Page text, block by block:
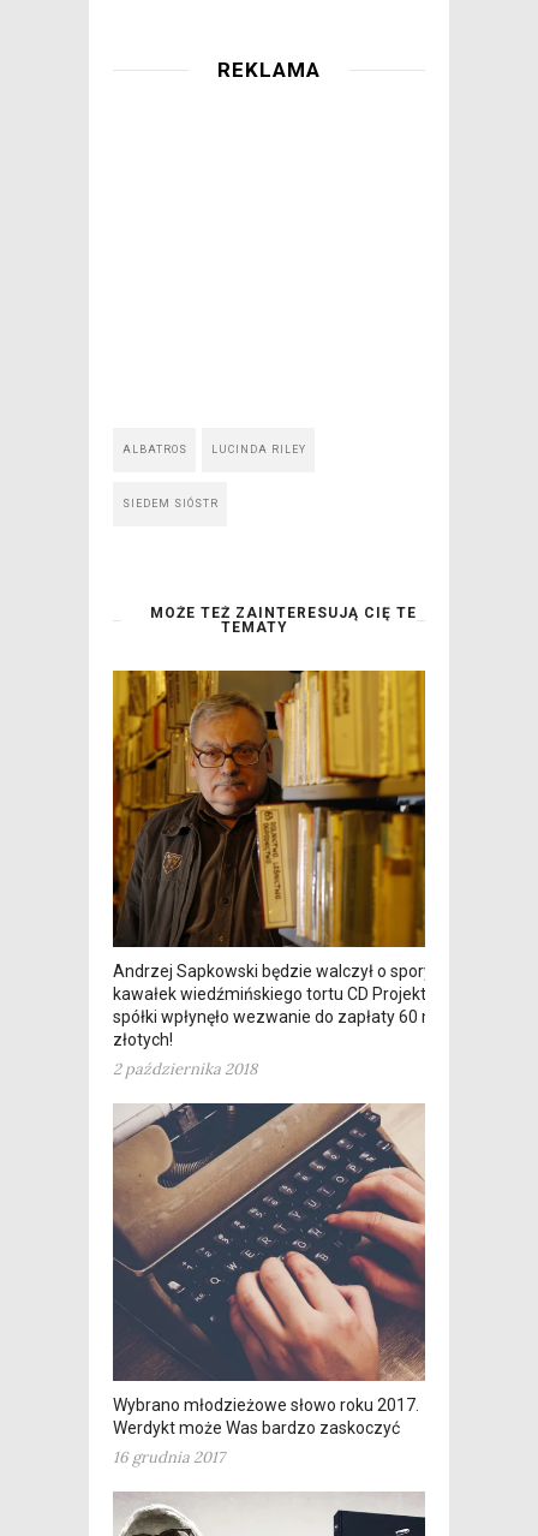
REKLAMA
ALBATROS LUCINDA RILEY
SIEDEM SIÓSTR
MOŻE TEŻ ZAINTERESUJĄ CIĘ TE
TEMATY
Andrzej Sapkowski będzie walczył o spory
kawałek wiedźmińskiego tortu CD Projektu. Do
spółki wpłynęło wezwanie do zapłaty 60 mln
złotych!
2 października 2018
Wybrano młodzieżowe słowo roku 2017.
Werdykt może Was bardzo zaskoczyć
16 grudnia 2017